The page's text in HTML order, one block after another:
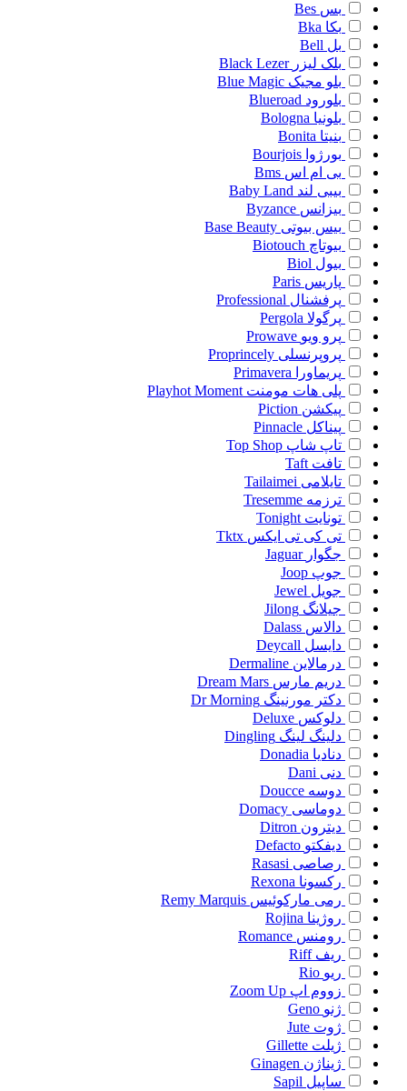
بس Bes
بکا Bka
بل Bell
بلک لیزر Black Lezer
بلو مجیک Blue Magic
بلورود Blueroad
بلونیا Bologna
بنیتا Bonita
بورژوا Bourjois
بی ام اس Bms
بیبی لند Baby Land
بیزانس Byzance
بیس بیوتی Base Beauty
بیوتاچ Biotouch
بیول Biol
پاریس Paris
پرفشنال Professional
پرگولا Pergola
پرو ویو Prowave
پروپرنسلی Proprincely
پریماورا
Primavera
پلی هات مومنت Playhot Moment
پیکشن Piction
پیناکل Pinnacle
تاپ شاپ Top Shop
تافت Taft
تایلامی Tailaimei
ترزمه Tresemme
تونایت Tonight
تی کی تی ایکس Tktx
جگوار Jaguar
جوپ Joop
جویل Jewel
جیلانگ Jilong
دالاس Dalass
دایسل Deycall
درمالاین Dermaline
دریم مارس Dream Mars
دکتر مورنینگ Dr Morning
دلوکس Deluxe
دلینگ لینگ Dingling
دنادیا Donadia
دنی Dani
دوسه Doucce
دوماسی Domacy
دیترون Ditron
دیفکتو Defacto
رصاصی Rasasi
رکسونا Rexona
رمی مارکوئیس Remy Marquis
روژینا Rojina
رومنس Romance
ریف Riff
ریو Rio
زووم اپ Zoom Up
ژنو Geno
ژوت Jute
ژیلت Gillette
ژیناژن Ginagen
ساپیل Sapil